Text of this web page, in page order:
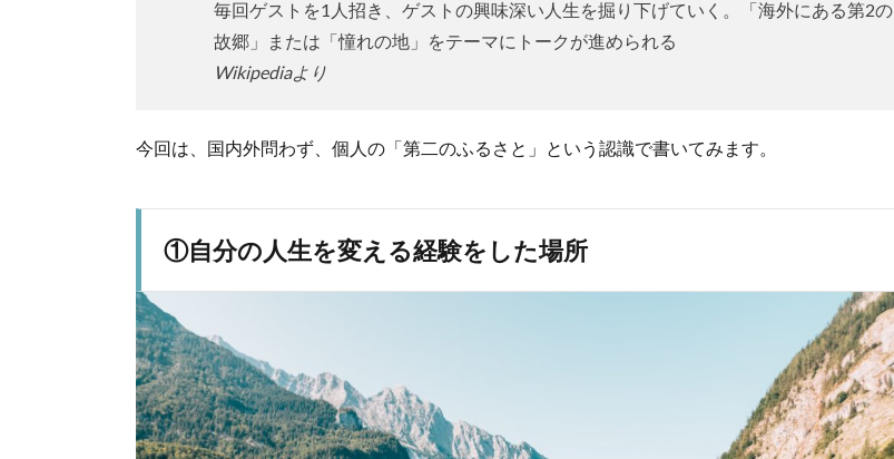
毎回ゲストを1人招き、ゲストの興味深い人生を掘り下げていく。「海外にある第2の
故郷」または「憧れの地」をテーマにトークが進められる
Wikipediaより
今回は、国内外問わず、個人の「第二のふるさと」という認識で書いてみます。
①自分の人生を変える経験をした場所